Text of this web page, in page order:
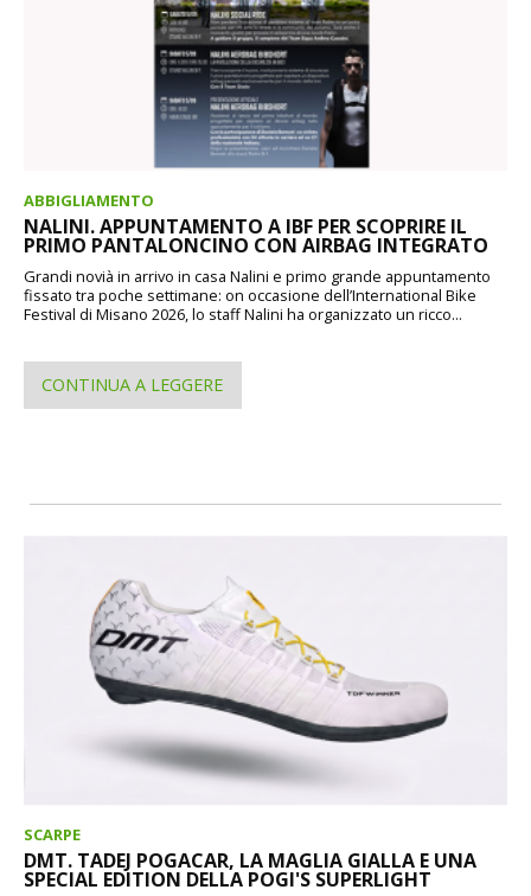
ABBIGLIAMENTO
NALINI. APPUNTAMENTO A IBF PER SCOPRIRE IL
PRIMO PANTALONCINO CON AIRBAG INTEGRATO
Grandi novià in arrivo in casa Nalini e primo grande appuntamento
fissato tra poche settimane: on occasione dell’International Bike
Festival di Misano 2026, lo staff Nalini ha organizzato un ricco...
CONTINUA A LEGGERE
SCARPE
DMT. TADEJ POGACAR, LA MAGLIA GIALLA E UNA
SPECIAL EDITION DELLA POGI'S SUPERLIGHT